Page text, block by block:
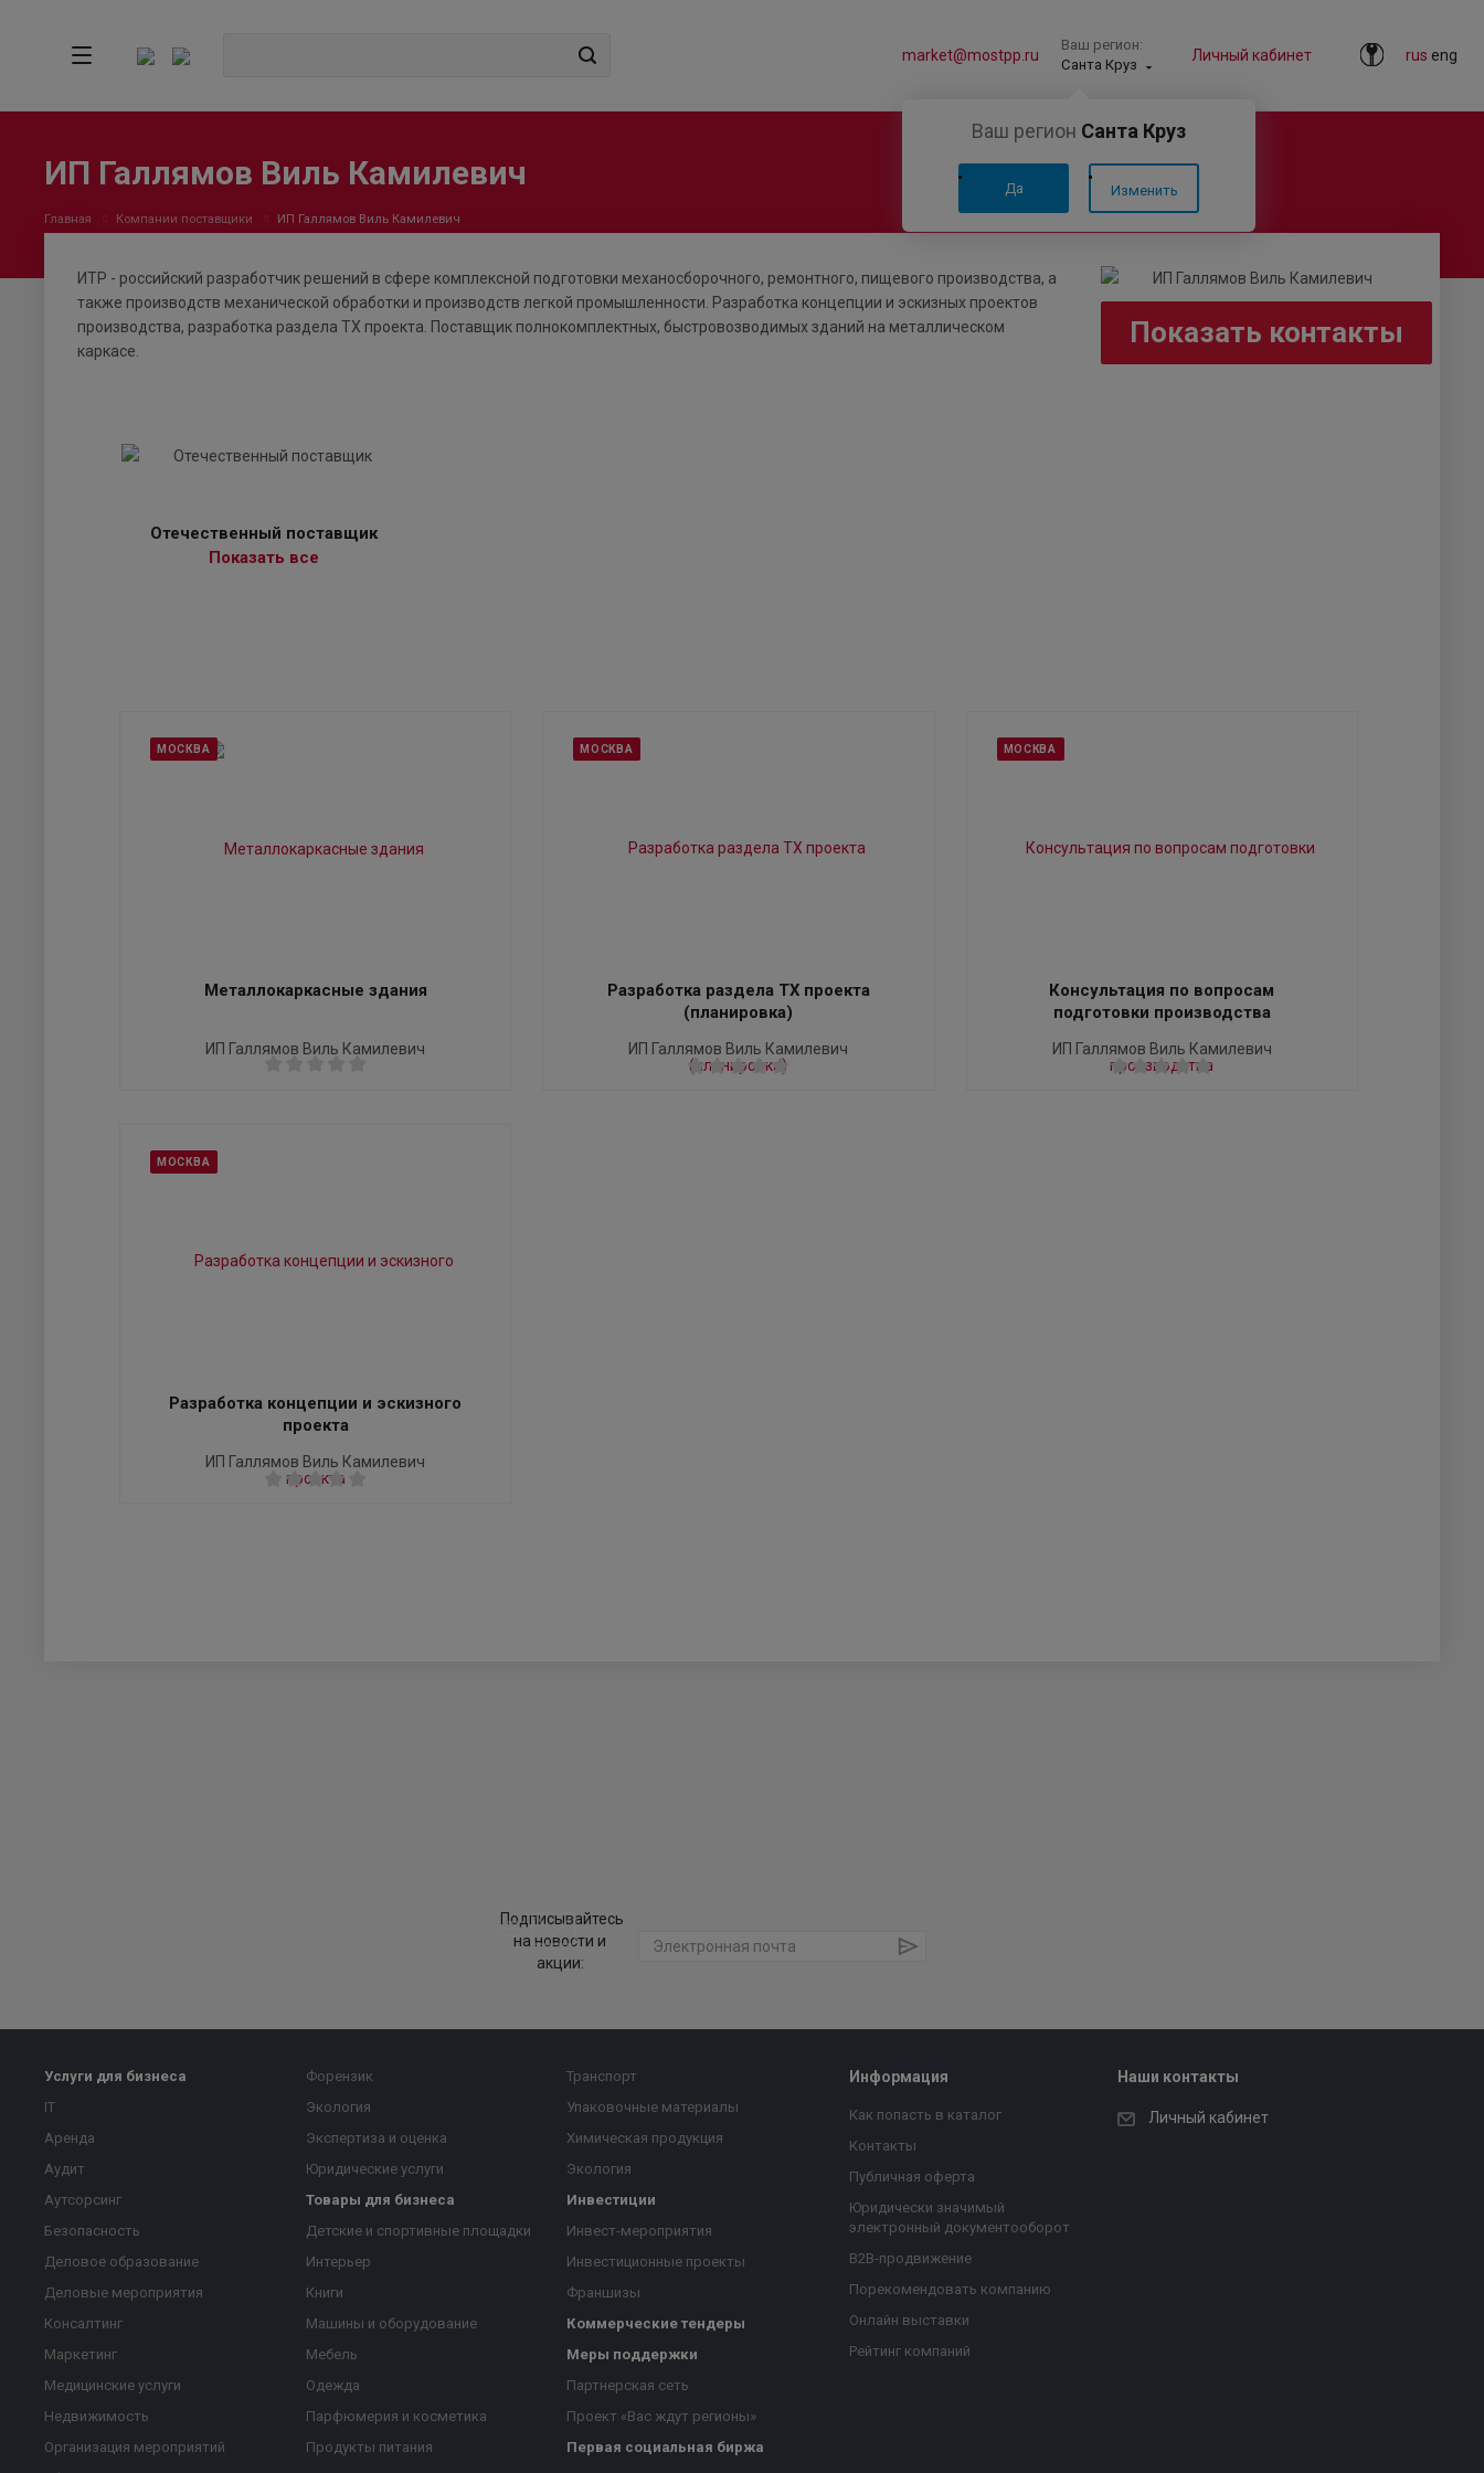
rus eng
Личный кабинет
Ваш регион:
Санта Круз
Ваш регион Санта Круз
Да Изменить
market@mostpp.ru
ИП Галлямов Виль Камилевич
Главная Компании поставщики ИП Галлямов Виль Камилевич
Показать контакты
ИТР - российский разработчик решений в сфере комплексной подготовки механосборочного, ремонтного, пищевого производства, а
также производств механической обработки и производств легкой промышленности. Разработка концепции и эскизных проектов
производства, разработка раздела ТХ проекта. Поставщик полнокомплектных, быстровозводимых зданий на металлическом
каркасе.
Отечественный поставщик
Показать все
МОСКВА
Металлокаркасные здания
ИП Галлямов Виль Камилевич
МОСКВА
Разработка раздела ТХ проекта
(планировка)
ИП Галлямов Виль Камилевич
МОСКВА
Консультация по вопросам
подготовки производства
ИП Галлямов Виль Камилевич
МОСКВА
Разработка концепции и эскизного
проекта
ИП Галлямов Виль Камилевич
Подписывайтесь
на новости и
акции:
Услуги для бизнеса
IT
Аренда
Аудит
Аутсорсинг
Безопасность
Деловое образование
Деловые мероприятия
Консалтинг
Маркетинг
Медицинские услуги
Недвижимость
Организация мероприятий
Форензик
Экология
Экспертиза и оценка
Юридические услуги
Товары для бизнеса
Детские и спортивные площадки
Интерьер
Книги
Машины и оборудование
Мебель
Одежда
Парфюмерия и косметика
Продукты питания
Транспорт
Упаковочные материалы
Химическая продукция
Экология
Инвестиции
Инвест-мероприятия
Инвестиционные проекты
Франшизы
Коммерческие тендеры
Меры поддержки
Партнерская сеть
Проект «Вас ждут регионы»
Первая социальная биржа
Информация
Как попасть в каталог
Контакты
Публичная оферта
Юридически значимый
электронный документооборот
B2B-продвижение
Порекомендовать компанию
Онлайн выставки
Рейтинг компаний
Наши контакты
Личный кабинет